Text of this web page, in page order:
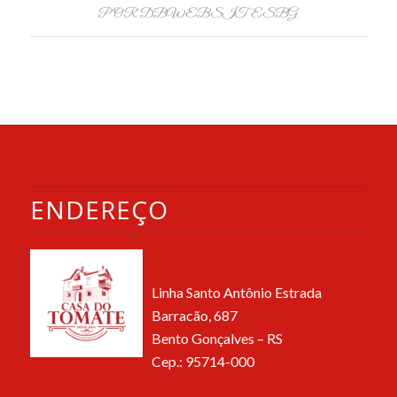
PORDBWEBSITESBG
ENDEREÇO
Linha Santo Antônio Estrada
Barracão, 687
Bento Gonçalves – RS
Cep.: 95714-000